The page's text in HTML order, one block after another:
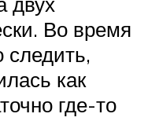
Во время
следить,
как
где-то